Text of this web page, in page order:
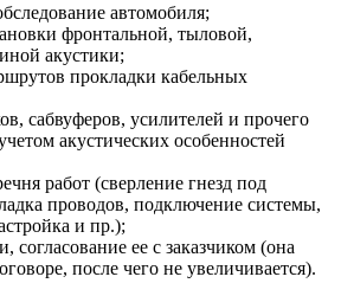
автомобиля;
фронтальной, тыловой,
акустики;
прокладки кабельных
сабвуферов, усилителей и прочего
акустических особенностей
работ (сверление гнезд под
проводов, подключение системы,
и пр.);
согласование ее с заказчиком (она
после чего не увеличивается).